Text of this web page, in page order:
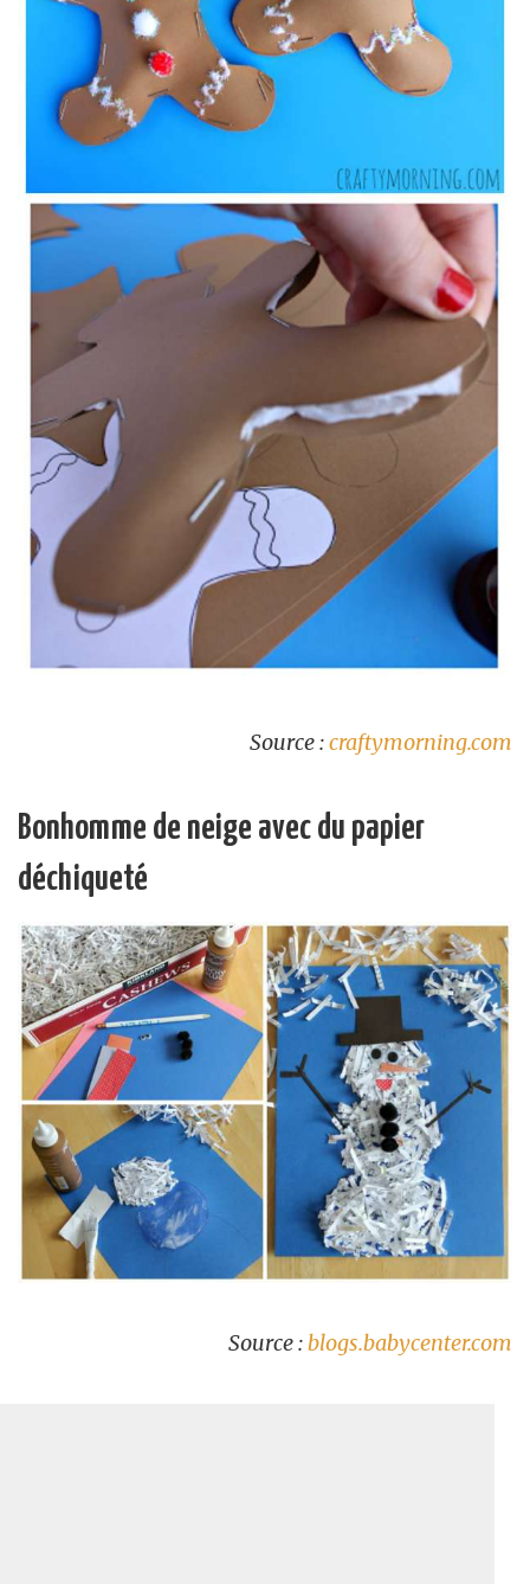
Source :craftymorning.com
Bonhomme de neige avec du papier
déchiqueté
Source :blogs.babycenter.com